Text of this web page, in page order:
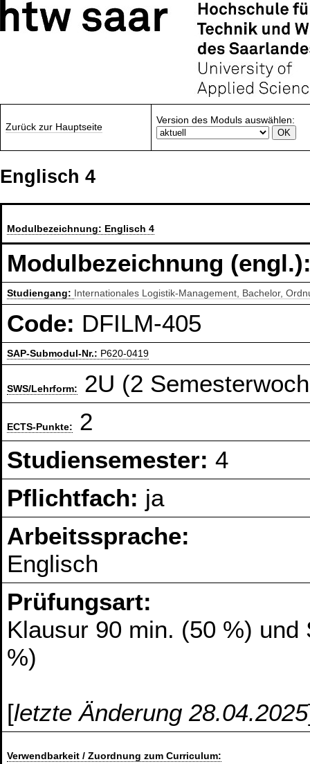
Zurück zur Hauptseite
Version des Moduls auswählen:
Englisch 4
Modulbezeichnung: Englisch 4
Modulbezeichnung
Studiengang: Internationales Logistik-Management, Bachelor,
Code: DFILM-405
SAP-Submodul-Nr.: P620-0419
SWS/Lehrform: 2U (2
ECTS-Punkte:
2
Studiensemester:4
Pflichtfach: ja
Arbeitssprache:
Englisch
Prüfungsart:
Klausur 90 min. (50 %)
%)
[letzte Änderung 28.04.2025
Verwendbarkeit / Zuordnung zum Curriculum: